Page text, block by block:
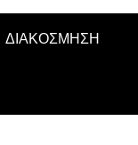
ΔΙΑΚΟΣΜΗΣΗ